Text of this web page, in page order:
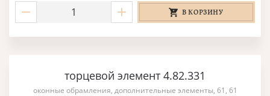
В КОРЗИНУ
торцевой элемент 4.82.331
оконные обрамления, дополнительные элементы, 61, 61